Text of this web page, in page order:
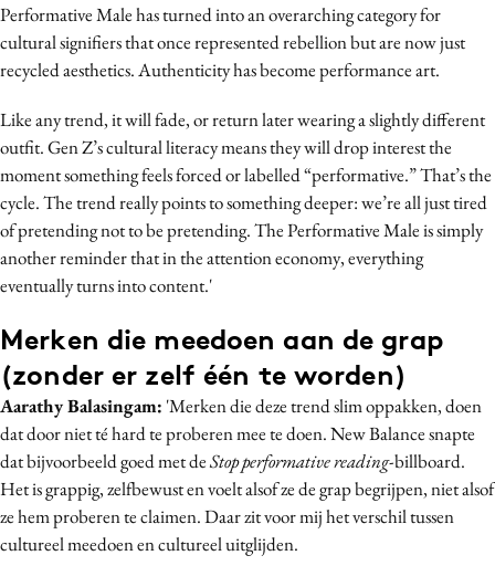
Performative Male has turned into an overarching category for
cultural signifiers that once represented rebellion but are now just
recycled aesthetics. Authenticity has become performance art.
Like any trend, it will fade, or return later wearing a slightly different
outfit. Gen Z’s cultural literacy means they will drop interest the
moment something feels forced or labelled “performative.” That’s the
cycle. The trend really points to something deeper: we’re all just tired
of pretending not to be pretending. The Performative Male is simply
another reminder that in the attention economy, everything
eventually turns into content.'
Merken die meedoen aan de grap
(zonder er zelf één te worden)
Aarathy Balasingam: 'Merken die deze trend slim oppakken, doen
dat door niet té hard te proberen mee te doen. New Balance snapte
dat bijvoorbeeld goed met deStop performative reading-billboard.
Het is grappig, zelfbewust en voelt alsof ze de grap begrijpen, niet alsof
ze hem proberen te claimen. Daar zit voor mij het verschil tussen
cultureel meedoen en cultureel uitglijden.